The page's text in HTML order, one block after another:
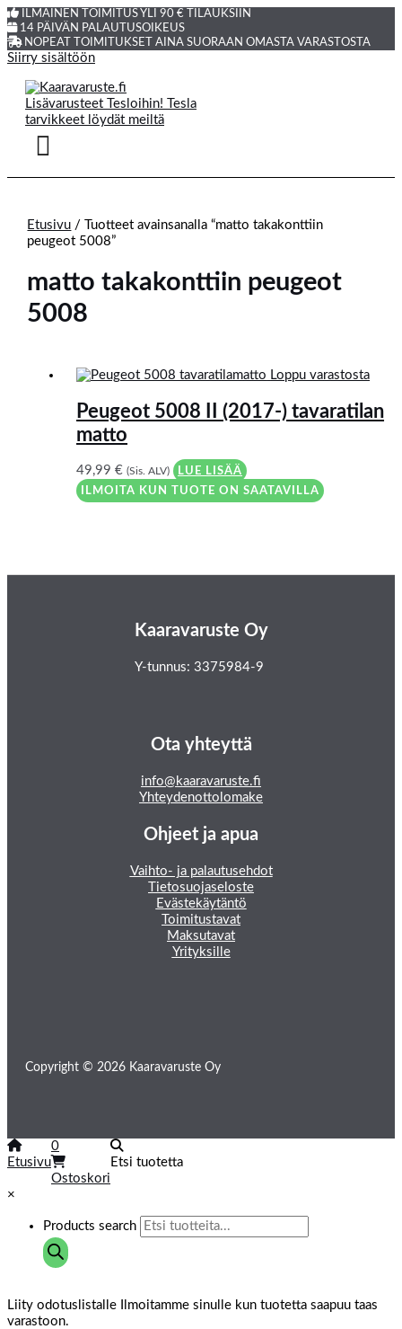
ILMAINEN TOIMITUS YLI 90 € TILAUKSIIN
14 PÄIVÄN PALAUTUSOIKEUS
NOPEAT TOIMITUKSET AINA SUORAAN OMASTA VARASTOSTA
Siirry sisältöön
Etusivu / Tuotteet avainsanalla “matto takakonttiin
peugeot 5008”
matto takakonttiin peugeot
5008
Loppu varastosta
Peugeot 5008 II (2017-) tavaratilan
matto
49,99€ (Sis. ALV)
LUE LISÄÄ
ILMOITA KUN TUOTE ON SAATAVILLA
Kaaravaruste Oy
Y-tunnus: 3375984-9
Ota yhteyttä
info@kaaravaruste.fi
Yhteydenottolomake
Ohjeet ja apua
Vaihto- ja palautusehdot
Tietosuojaseloste
Evästekäytäntö
Toimitustavat
Maksutavat
Yrityksille
Copyright © 2026 Kaaravaruste Oy
Etusivu
0
Ostoskori
Etsi tuotetta
×
Products search
Liity odotuslistalle
Ilmoitamme sinulle kun tuotetta saapuu taas
varastoon.